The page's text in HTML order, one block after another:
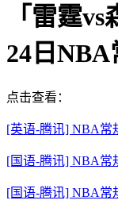
「雷霆
24日
点击查看：
[英语-腾讯] NBA常
[国语-腾讯] NBA常
[国语-腾讯] NBA常